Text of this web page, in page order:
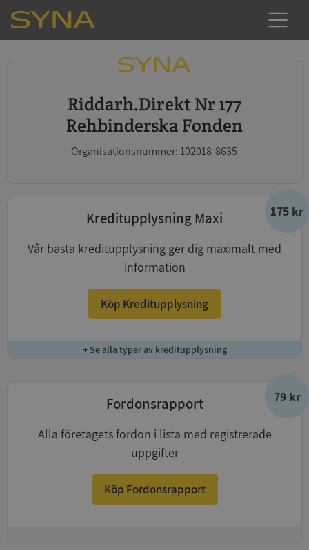
Riddarh.Direkt Nr 177
Rehbinderska Fonden
Organisationsnummer: 102018-8635
175 kr
Kreditupplysning Maxi
Vår bästa kreditupplysning ger dig maximalt med
information
Köp Kreditupplysning
+ Se alla typer av kreditupplysning
79 kr
Fordonsrapport
Alla företagets fordon i lista med registrerade
uppgifter
Köp Fordonsrapport